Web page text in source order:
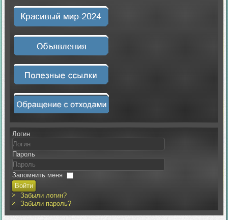
Логин
Пароль
Запомнить меня
Войти
Забыли логин?
Забыли пароль?